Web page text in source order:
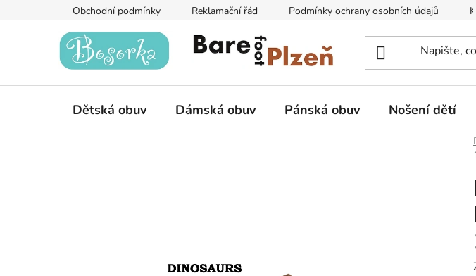
Obchodní podmínky Reklamační řád Podmínky ochrany osobních údajů
Dětská obuv Dámská obuv Pánská obuv Nošení dětí